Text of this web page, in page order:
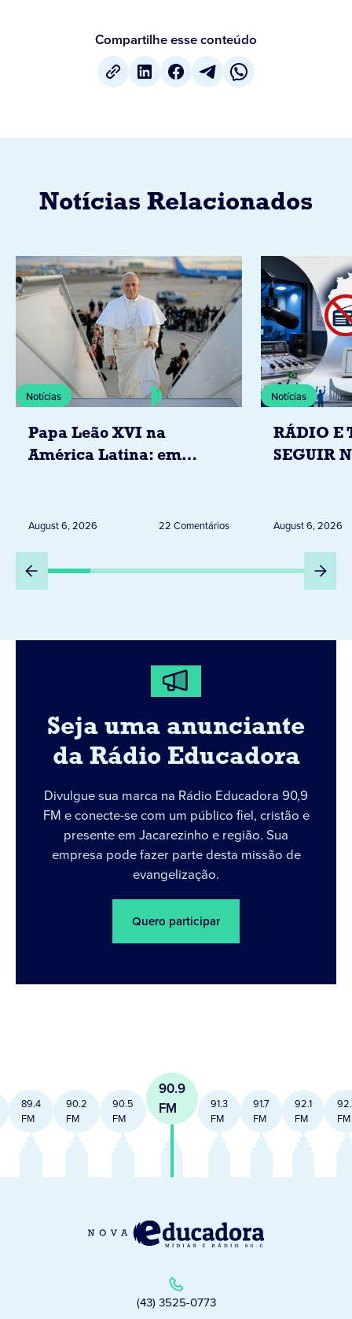
Compartilhe esse conteúdo
Notícias Relacionados
Notícias
Papa Leão XVI na
América Latina: em
Peru
August 6, 2026 22 Comentários
Notícias
RÁDIO E
SEGUIR
DESTA
August 6, 2026
Seja uma anunciante
da Rádio Educadora
Divulgue sua marca na Rádio Educadora 90,9
FM e conecte-se com um público fiel, cristão e
presente em Jacarezinho e região. Sua
empresa pode fazer parte desta missão de
evangelização.
Quero participar
89.4
FM
90.2
FM
90.5
FM
90.9
FM
91.3
FM
91.7
FM
92.1
FM
FM
(43) 3525-0773